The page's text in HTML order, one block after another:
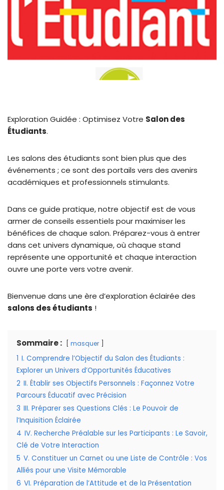
Exploration Guidée : Optimisez Votre Salon des
Étudiants.
Les salons des étudiants sont bien plus que des
événements ; ce sont des portails vers des avenirs
académiques et professionnels stimulants.
Dans ce guide pratique, notre objectif est de vous
armer de conseils essentiels pour maximiser les
bénéfices de chaque salon. Préparez-vous à entrer
dans cet univers dynamique, où chaque stand
représente une opportunité et chaque interaction
ouvre une porte vers votre avenir.
Bienvenue dans une ère d’exploration éclairée des
salons des étudiants !
Sommaire : masquer
1 I. Comprendre l’Objectif du Salon des Étudiants :
Explorer un Univers d’Opportunités Éducatives
2 II. Établir ses Objectifs Personnels : Façonnez Votre
Parcours Éducatif avec Précision
3 III. Préparer ses Questions Clés : Le Pouvoir de
l’Inquisition Éclairée
4 IV. Recherche Préalable sur les Participants : Le Savoir,
Clé de Votre Interaction
5 V. Constituer un Carnet ou une Liste de Contrôle : Vos
Alliés pour une Visite Mémorable
6 VI. Préparation de l’Attitude et de la Présentation